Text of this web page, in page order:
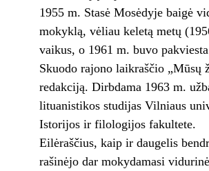
1955 m. Stasė Mosėdyje baigė
mokyklą, vėliau keletą metų
vaikus, o 1961 m. buvo
Skuodo rajono laikraščio „Mūsų
redakciją. Dirbdama 1963 m.
lituanistikos studijas Vilniaus
Istorijos ir filologijos fakultete.
Eilėraščius, kaip ir daugelis
rašinėjo dar mokydamasi